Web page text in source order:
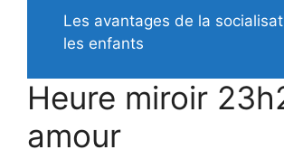
Les avantages de la
les enfants
Heure miroir
amour